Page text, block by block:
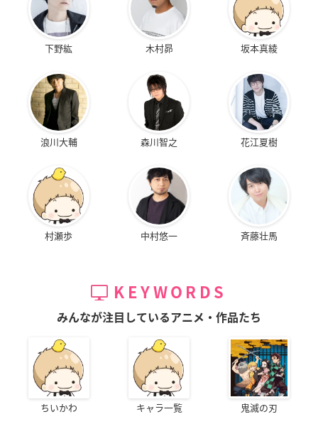
下野紘 木村昴 坂本真綾
浪川大輔 森川智之 花江夏樹
村瀬歩 中村悠一 斉藤壮馬
KEYWORDS
みんなが注目しているアニメ・作品たち
ちいかわ キャラ一覧 鬼滅の刃